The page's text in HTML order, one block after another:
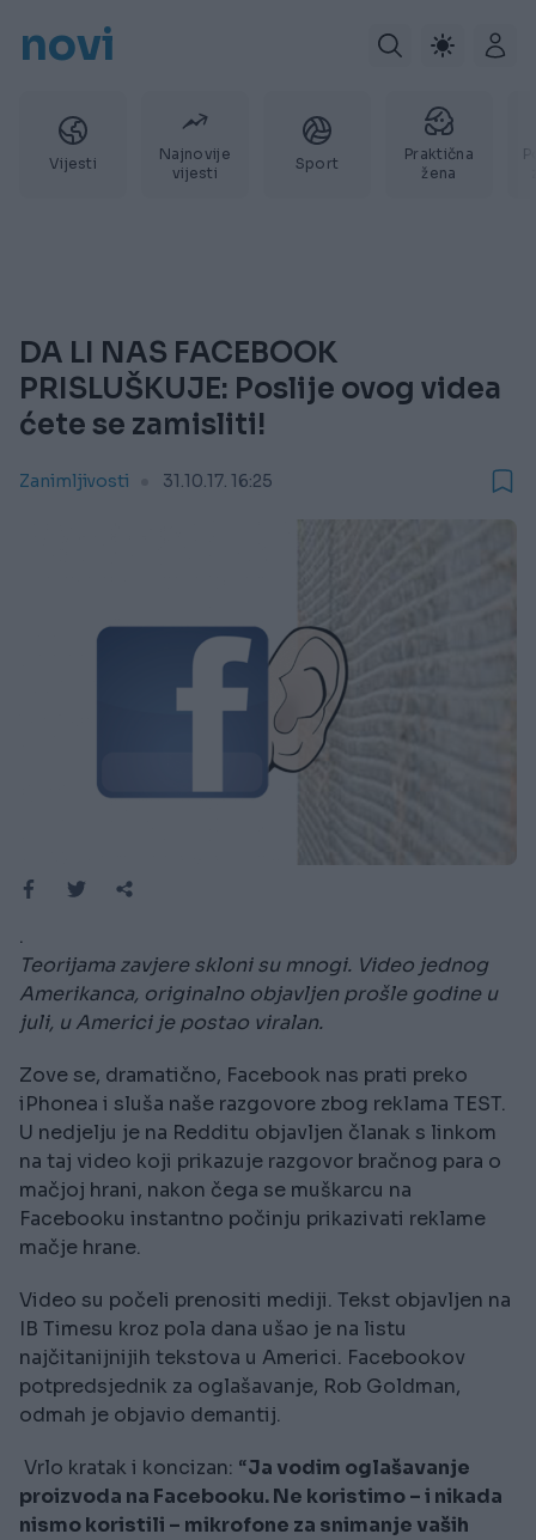
novi
Vijesti
Najnovije
vijesti
Sport
Praktična
žena
DA LI NAS FACEBOOK
PRISLUŠKUJE: Poslije ovog videa
ćete se zamisliti!
Zanimljivosti 31.10.17. 16:25
.
Teorijama zavjere skloni su mnogi. Video jednog
Amerikanca, originalno objavljen prošle godine u
juli, u Americi je postao viralan.
Zove se, dramatično, Facebook nas prati preko
iPhonea i sluša naše razgovore zbog reklama TEST.
U nedjelju je na Redditu objavljen članak s linkom
na taj video koji prikazuje razgovor bračnog para o
mačjoj hrani, nakon čega se muškarcu na
Facebooku instantno počinju prikazivati reklame
mačje hrane.
Video su počeli prenositi mediji. Tekst objavljen na
IB Timesu kroz pola dana ušao je na listu
najčitanijnijih tekstova u Americi. Facebookov
potpredsjednik za oglašavanje, Rob Goldman,
odmah je objavio demantij.
Vrlo kratak i koncizan: “Ja vodim oglašavanje
proizvoda na Facebooku. Ne koristimo – i nikada
nismo koristili – mikrofone za snimanje vaših